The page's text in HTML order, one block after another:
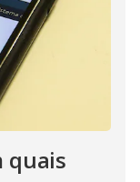
quais